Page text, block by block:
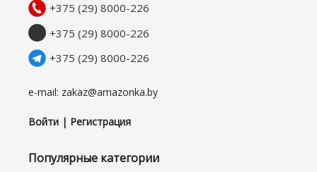
+375 (29) 8000-226
+375 (29) 8000-226
+375 (29) 8000-226
e-mail: zakaz@amazonka.by
Войти | Регистрация
Популярные категории